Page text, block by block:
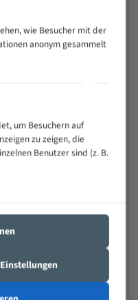
auch bei
(Materialmischung,
wie Besucher mit der
anonym gesammelt
um Besuchern auf
zu zeigen, die
Benutzer sind (z. B.